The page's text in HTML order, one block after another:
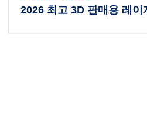
2026 최고 3D 판매용 레이